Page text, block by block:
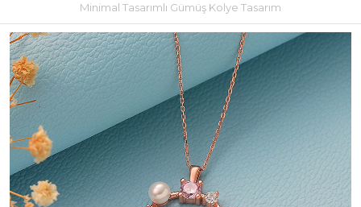
Minimal Tasarımlı Gümüş Kolye Tasarım